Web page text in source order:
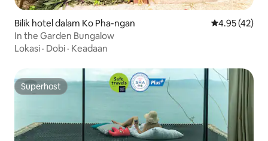
Bilik hotel dalam Ko Pha-ngan Penarafan
4.95 (42)
In the Garden Bungalow
Lokasi · Dobi · Keadaan
Superhost
Superhost